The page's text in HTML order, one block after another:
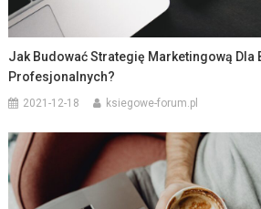
Jak Budować Strategię Marketingową Dla
Profesjonalnych?
2021-12-18 ksiegowe-forum.pl